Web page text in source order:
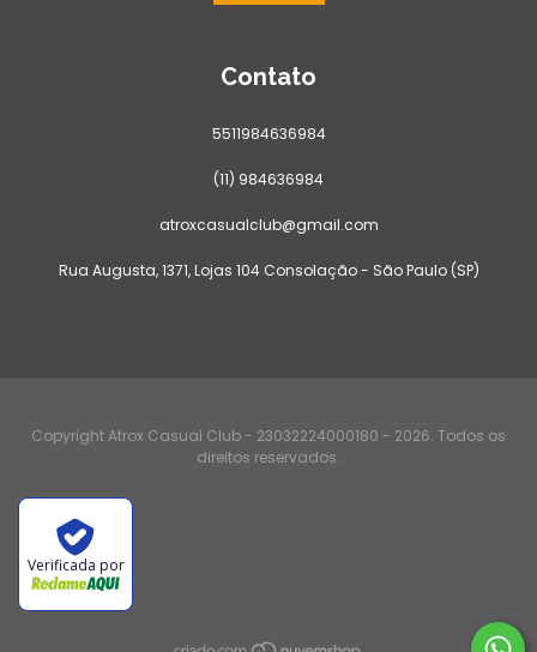
Contato
5511984636984
(11) 984636984
atroxcasualclub@gmail.com
Rua Augusta, 1371, Lojas 104 Consolação - São Paulo (SP)
Copyright Atrox Casual Club - 23032224000180 - 2026. Todos os
direitos reservados.
Verificada por